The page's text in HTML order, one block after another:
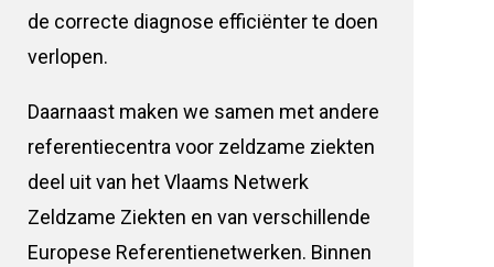
de correcte diagnose efficiënter te doen
verlopen.
Daarnaast maken we samen met andere
referentiecentra voor zeldzame ziekten
deel uit van het Vlaams Netwerk
Zeldzame Ziekten en van verschillende
Europese Referentienetwerken. Binnen